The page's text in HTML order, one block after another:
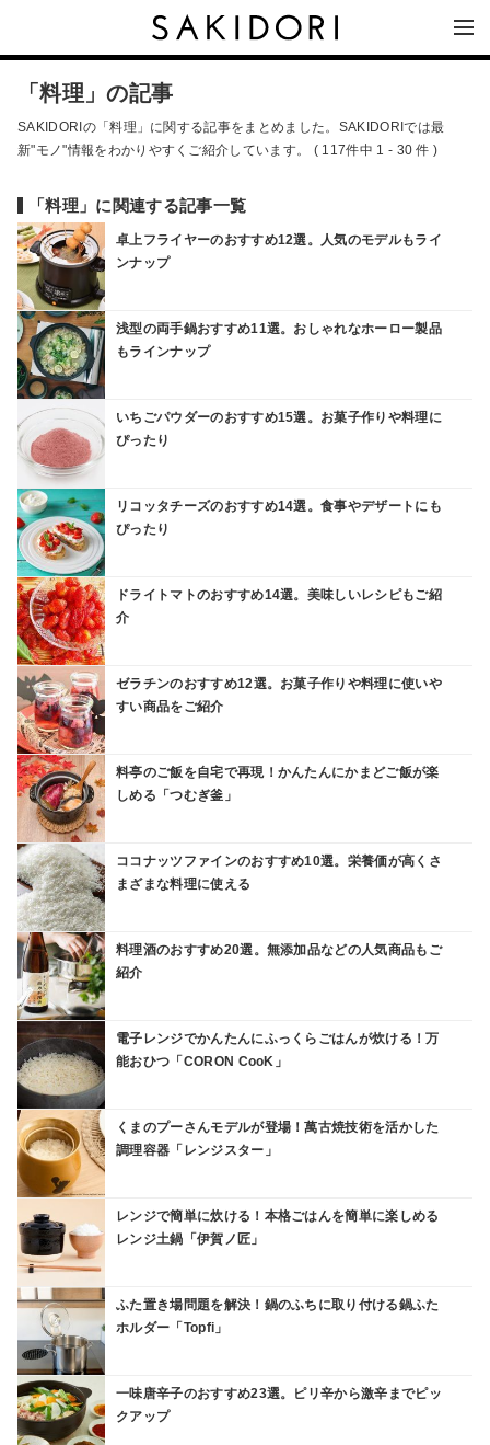
「料理」の記事
SAKIDORIの「料理」に関する記事をまとめました。SAKIDORIでは最
新"モノ"情報をわかりやすくご紹介しています。 ( 117件中 1 - 30 件 )
「料理」に関連する記事一覧
卓上フライヤーのおすすめ12選。人気のモデルもライ
ンナップ
浅型の両手鍋おすすめ11選。おしゃれなホーロー製品
もラインナップ
いちごパウダーのおすすめ15選。お菓子作りや料理に
ぴったり
リコッタチーズのおすすめ14選。食事やデザートにも
ぴったり
ドライトマトのおすすめ14選。美味しいレシピもご紹
介
ゼラチンのおすすめ12選。お菓子作りや料理に使いや
すい商品をご紹介
料亭のご飯を自宅で再現！かんたんにかまどご飯が楽
しめる「つむぎ釜」
ココナッツファインのおすすめ10選。栄養価が高くさ
まざまな料理に使える
料理酒のおすすめ20選。無添加品などの人気商品もご
紹介
電子レンジでかんたんにふっくらごはんが炊ける！万
能おひつ「CORON CooK」
くまのプーさんモデルが登場！萬古焼技術を活かした
調理容器「レンジスター」
レンジで簡単に炊ける！本格ごはんを簡単に楽しめる
レンジ土鍋「伊賀ノ匠」
ふた置き場問題を解決！鍋のふちに取り付ける鍋ふた
ホルダー「Topfi」
一味唐辛子のおすすめ23選。ピリ辛から激辛までピッ
クアップ